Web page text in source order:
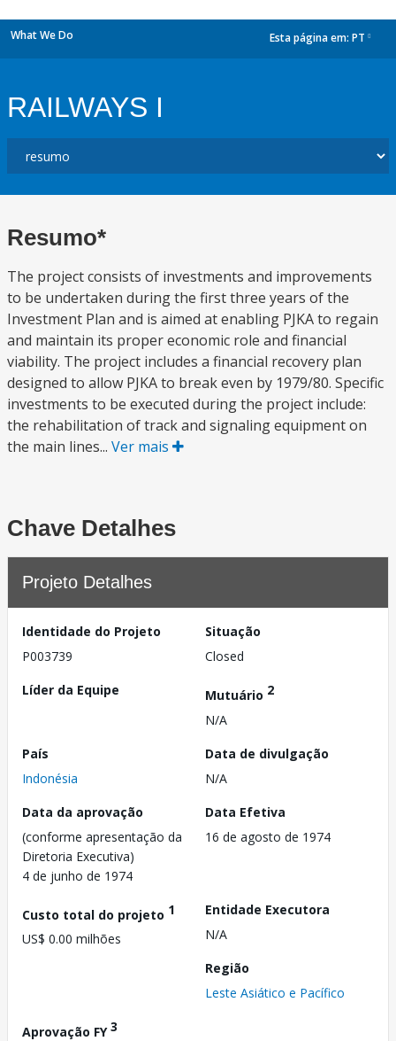
What We Do Esta página em: PT
RAILWAYS I
Resumo*
The project consists of investments and improvements
to be undertaken during the first three years of the
Investment Plan and is aimed at enabling PJKA to regain
and maintain its proper economic role and financial
viability. The project includes a financial recovery plan
designed to allow PJKA to break even by 1979/80. Specific
investments to be executed during the project include:
the rehabilitation of track and signaling equipment on
the main lines... Ver mais
Chave Detalhes
Projeto Detalhes
Identidade do Projeto
P003739
Situação
Closed
Líder da Equipe
Mutuário 2
N/A
País
Indonésia
Data de divulgação
N/A
Data da aprovação
(conforme apresentação da
Diretoria Executiva)
4 de junho de 1974
Data Efetiva
16 de agosto de 1974
Custo total do projeto 1
US$ 0.00 milhões
Entidade Executora
N/A
Região
Leste Asiático e Pacífico
Aprovação FY3